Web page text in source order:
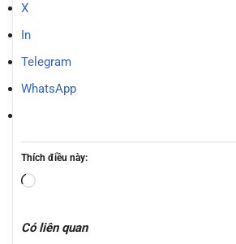
X
In
Telegram
WhatsApp
Thích điều này:
Có liên quan